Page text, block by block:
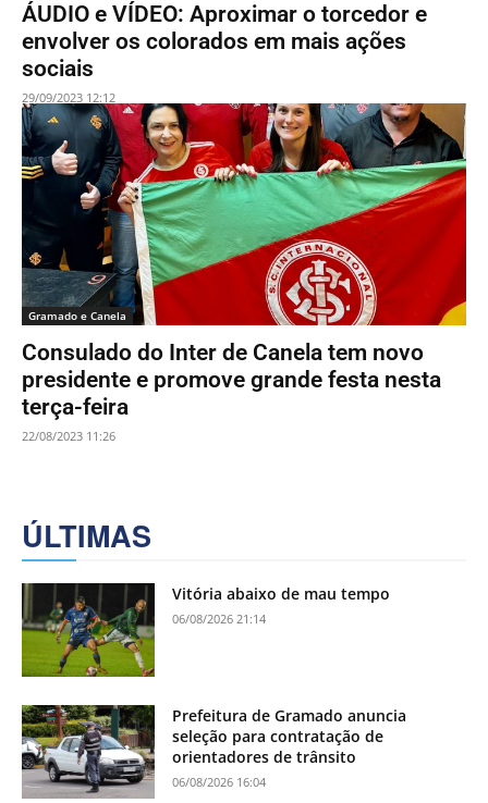
ÁUDIO e VÍDEO: Aproximar o torcedor e
envolver os colorados em mais ações
sociais
29/09/2023 12:12
Gramado e Canela
Consulado do Inter de Canela tem novo
presidente e promove grande festa nesta
terça-feira
22/08/2023 11:26
ÚLTIMAS
Vitória abaixo de mau tempo
06/08/2026 21:14
Prefeitura de Gramado anuncia
seleção para contratação de
orientadores de trânsito
06/08/2026 16:04